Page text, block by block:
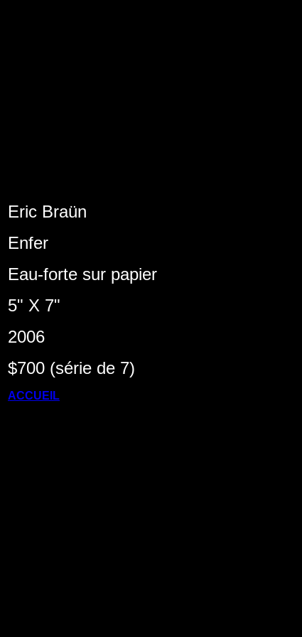
Eric Braün
Enfer
Eau-forte sur papier
5" X 7"
2006
$700 (série de 7)
ACCUEIL